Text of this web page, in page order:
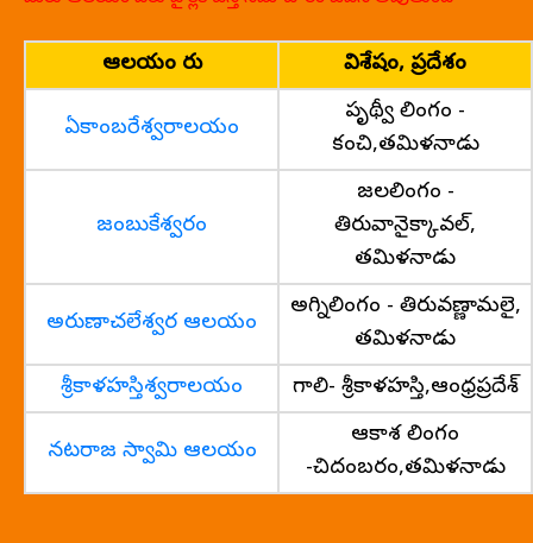
ఆలయం పేరు విశేషం, ప్రదేశం
ఏకాంబరేశ్వరాలయం
పృథ్వీ లింగం -
కంచి,తమిళనాడు
జంబుకేశ్వరం
జలలింగం -
తిరువానైక్కావల్,
తమిళనాడు
అరుణాచలేశ్వర ఆలయం
అగ్నిలింగం - తిరువణ్ణామలై,
తమిళనాడు
శ్రీకాళహస్తిశ్వరాలయం
గాలి- శ్రీకాళహస్తి,ఆంధ్రప్రదేశ్
నటరాజ స్వామి ఆలయం
ఆకాశ లింగం
-చిదంబరం,తమిళనాడు